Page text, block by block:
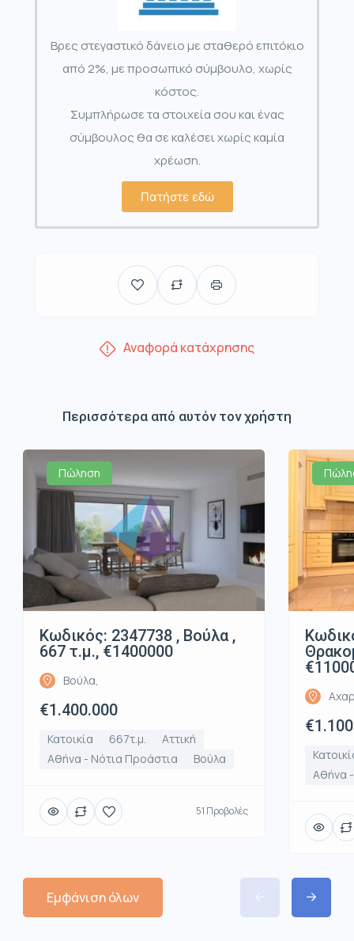
Βρες στεγαστικό δάνειο με σταθερό επιτόκιο
από 2%, με προσωπικό σύμβουλο, χωρίς
κόστος.
Συμπλήρωσε τα στοιχεία σου και ένας
σύμβουλος θα σε καλέσει χωρίς καμία
χρέωση.
Πατήστε εδώ
Αναφορά κατάχρησης
Περισσότερα από αυτόν τον χρήστη
Πώληση
Κωδικός: 2347738 , Βούλα ,
667 τ.μ., €1400000
Βούλα,
€1.400.000
Κατοικία 667τ.μ.
Αττική
Αθήνα - Νότια Προάστια
Βούλα
51 Προβολές
Αθήνα
Εμφάνιση όλων